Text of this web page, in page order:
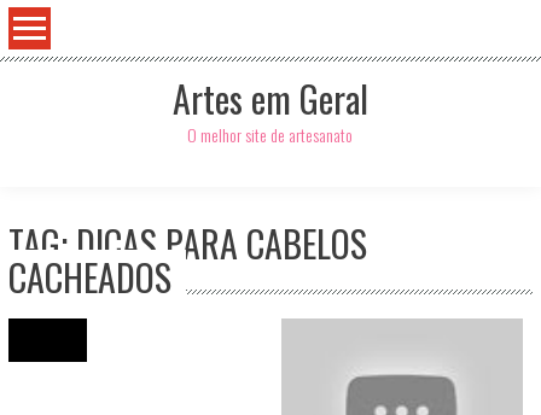
Artes em Geral
O melhor site de artesanato
TAG: DICAS PARA CABELOS
CACHEADOS
for: